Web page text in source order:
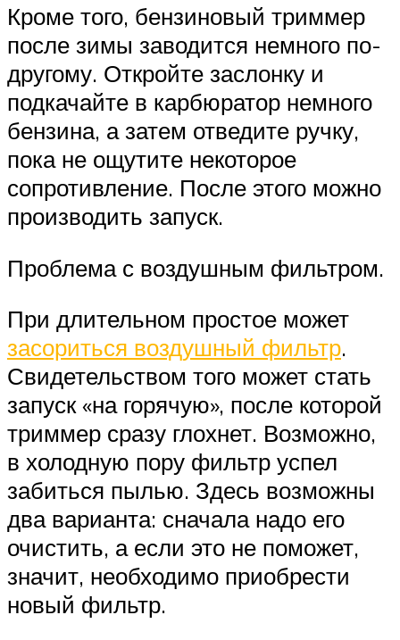
Кроме того, бензиновый триммер
после зимы заводится немного по-
другому. Откройте заслонку и
подкачайте в карбюратор немного
бензина, а затем отведите ручку,
пока не ощутите некоторое
сопротивление. После этого можно
производить запуск.
Проблема с воздушным фильтром.
При длительном простое может
засориться воздушный фильтр.
Свидетельством того может стать
запуск «на горячую», после которой
триммер сразу глохнет. Возможно,
в холодную пору фильтр успел
забиться пылью. Здесь возможны
два варианта: сначала надо его
очистить, а если это не поможет,
значит, необходимо приобрести
новый фильтр.